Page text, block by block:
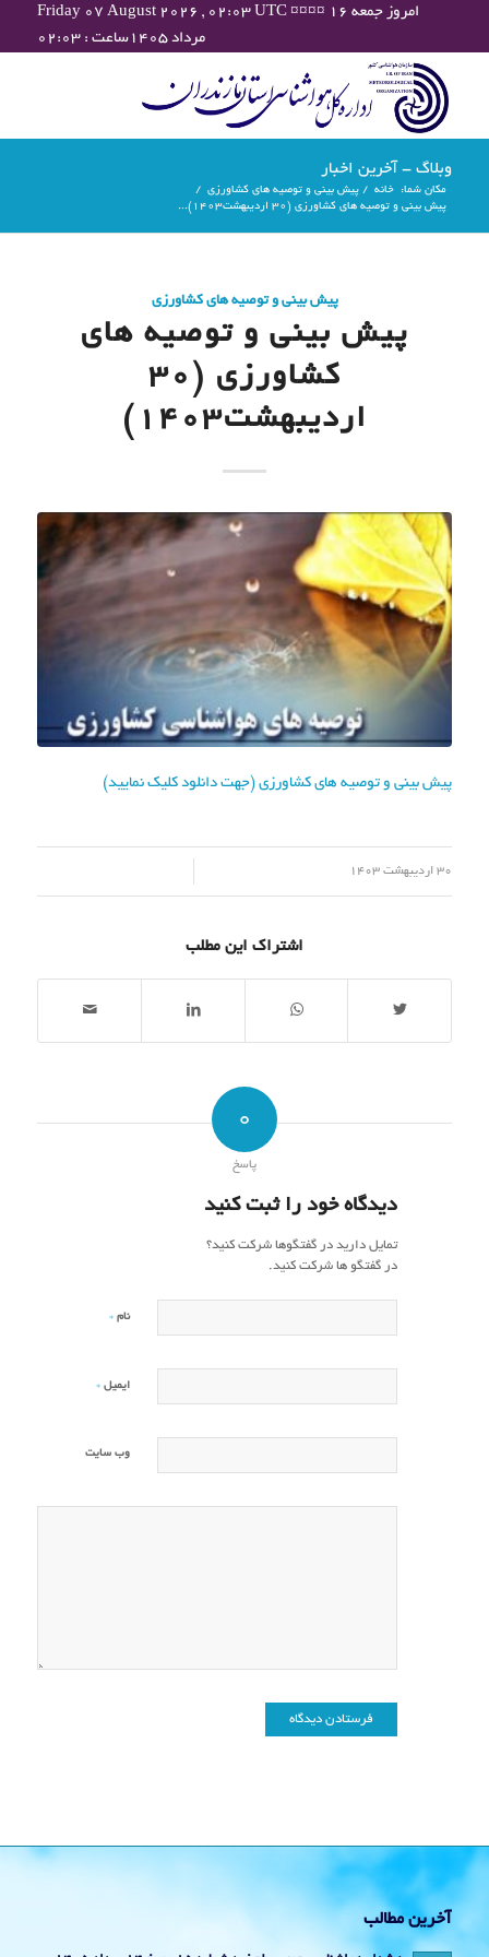
Friday 07 August 2026 , 02:03 UTC ¤¤¤¤ امروز جمعه ۱۶
مرداد ۱۴۰۵ساعت : ۰۲:۰۳
وبلاگ - آخرین اخبار
مکان شما: خانه / پیش بینی و توصیه های کشاورزی /
پیش بینی و توصیه های کشاورزی (30 اردیبهشت۱۴۰۳)...
پیش بینی و توصیه های کشاورزی
پیش بینی و توصیه های
کشاورزی (30
اردیبهشت۱۴۰۳)
پیش بینی و توصیه های کشاورزی (جهت دانلود کلیک نمایید)
30 اردیبهشت 1403
اشتراک این مطلب
0
پاسخ
دیدگاه خود را ثبت کنید
تمایل دارید در گفتگوها شرکت کنید؟
در گفتگو ها شرکت کنید.
نام *
ایمیل *
وب‌ سایت
آخرین مطالب